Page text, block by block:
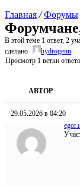
Главная / Форумы
В этой теме 1 ответ, 2
сделано
hydrogenn .
Просмотр 1 ветки
АВТОР
29.05.2026 в 04:20